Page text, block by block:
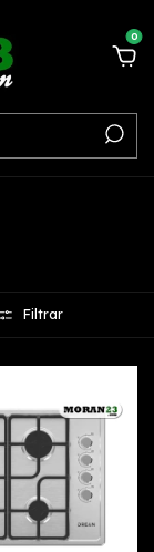
0
Filtrar